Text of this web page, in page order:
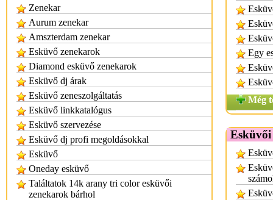
Zenekar
Aurum zenekar
Amszterdam zenekar
Esküvő zenekarok
Diamond esküvő zenekarok
Esküvő dj árak
Esküvő zeneszolgáltatás
Esküvő linkkatalógus
Esküvő szervezése
Esküvő dj profi megoldásokkal
Esküvő
Oneday esküvő
Találtatok 14k arany tri color esküvői
zenekarok bárhol
Egy
Még
Esküvői